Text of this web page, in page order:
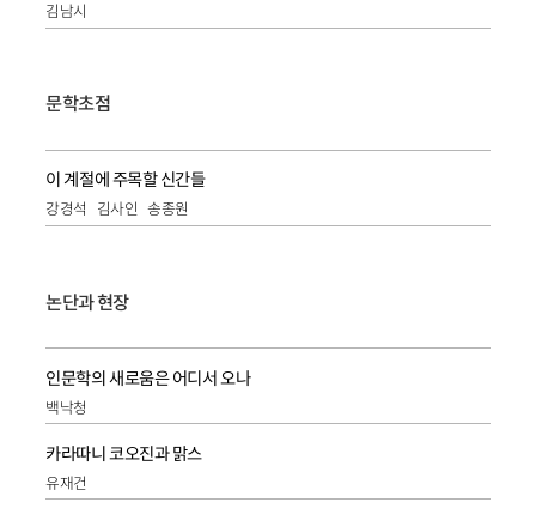
김남시
문학초점
이 계절에 주목할 신간들
강경석 김사인 송종원
논단과 현장
인문학의 새로움은 어디서 오나
백낙청
카라따니 코오진과 맑스
유재건